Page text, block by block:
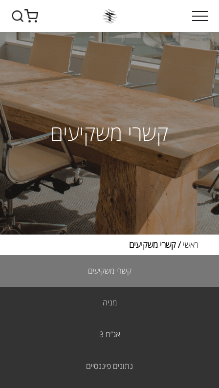
קשרי משקיעים
ראשי/ קשרי משקיעים
קשרי משקיעים
מניה
אג”ח 3
נתונים פיננסיים